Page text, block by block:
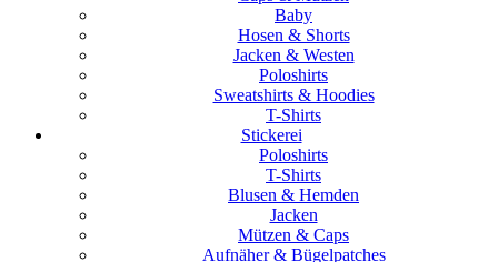
Baby
Hosen & Shorts
Jacken & Westen
Poloshirts
Sweatshirts & Hoodies
T-Shirts
Stickerei
Poloshirts
T-Shirts
Blusen & Hemden
Jacken
Mützen & Caps
Aufnäher & Bügelpatches